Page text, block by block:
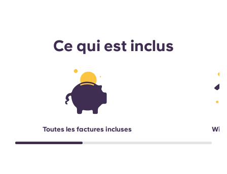
Ce qui est inclus
Toutes les factures incluses Wi-